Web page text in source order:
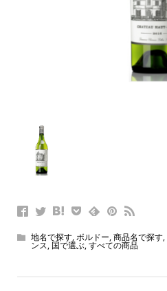
地名で探す,ボルドー,商品名で探す,
ンス, 国で選ぶ,すべての商品